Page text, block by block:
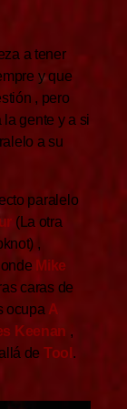
a tener
y que
, pero
la gente y a si
a su
paralelo
(La otra
,
Mike
caras de
ocupa A
Keenan ,
de Tool .